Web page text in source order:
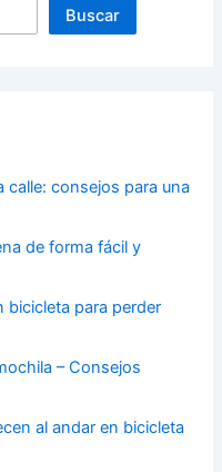
Buscar
calle: consejos para una
de forma fácil y
bicicleta para perder
– Consejos
al andar en bicicleta